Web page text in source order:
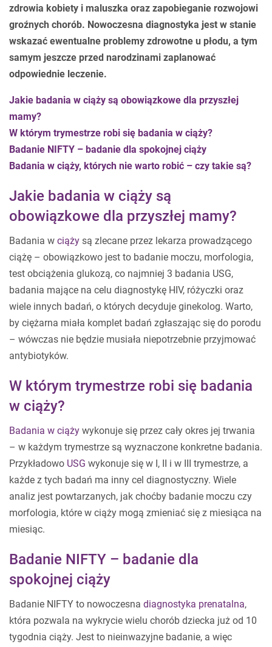
zdrowia kobiety i maluszka oraz zapobieganie rozwojowi
groźnych chorób. Nowoczesna diagnostyka jest w stanie
wskazać ewentualne problemy zdrowotne u płodu, a tym
samym jeszcze przed narodzinami zaplanować
odpowiednie leczenie.
Jakie badania w ciąży są obowiązkowe dla przyszłej
mamy?
W którym trymestrze robi się badania w ciąży?
Badanie NIFTY – badanie dla spokojnej ciąży
Badania w ciąży, których nie warto robić – czy takie są?
Jakie badania w ciąży są
obowiązkowe dla przyszłej mamy?
Badania w ciąży są zlecane przez lekarza prowadzącego
ciążę – obowiązkowo jest to badanie moczu, morfologia,
test obciążenia glukozą, co najmniej 3 badania USG,
badania mające na celu diagnostykę HIV, różyczki oraz
wiele innych badań, o których decyduje ginekolog. Warto,
by ciężarna miała komplet badań zgłaszając się do porodu
– wówczas nie będzie musiała niepotrzebnie przyjmować
antybiotyków.
W którym trymestrze robi się badania
w ciąży?
Badania w ciąży wykonuje się przez cały okres jej trwania
– w każdym trymestrze są wyznaczone konkretne badania.
Przykładowo USG wykonuje się w I, II i w III trymestrze, a
każde z tych badań ma inny cel diagnostyczny. Wiele
analiz jest powtarzanych, jak choćby badanie moczu czy
morfologia, które w ciąży mogą zmieniać się z miesiąca na
miesiąc.
Badanie NIFTY – badanie dla
spokojnej ciąży
Badanie NIFTY to nowoczesna diagnostyka prenatalna,
która pozwala na wykrycie wielu chorób dziecka już od 10
tygodnia ciąży. Jest to nieinwazyjne badanie, a więc